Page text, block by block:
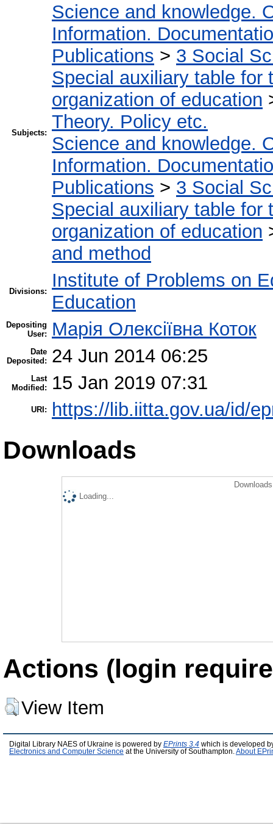
Subjects:
Science and knowledge.
Information.
Publications > 3 Social
Special auxiliary table for
organization of education
Theory. Policy etc.
Science and knowledge.
Information.
Publications > 3 Social
Special auxiliary table for
organization of education
and method
Divisions:
Institute of Problems on
Education
Depositing
User:
Марія Олексіївна Коток
Date
Deposited:
24 Jun 2014 06:25
Last
Modified:
15 Jan 2019 07:31
URI: https://lib.iitta.gov.ua/id/
Downloads
Loading...
Actions (login
View Item
Digital Library NAES of Ukraine is powered by EPrints 3.4 which is developed
Electronics and Computer Science at the University of Southampton. About